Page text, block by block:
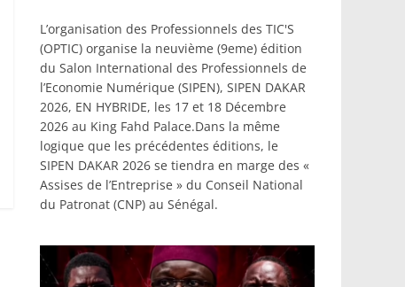
L’organisation des Professionnels des TIC'S
(OPTIC) organise la neuvième (9eme) édition
du Salon International des Professionnels de
l’Economie Numérique (SIPEN), SIPEN DAKAR
2026, EN HYBRIDE, les 17 et 18 Décembre
2026 au King Fahd Palace.Dans la même
logique que les précédentes éditions, le
SIPEN DAKAR 2026 se tiendra en marge des «
Assises de l’Entreprise » du Conseil National
du Patronat (CNP) au Sénégal.